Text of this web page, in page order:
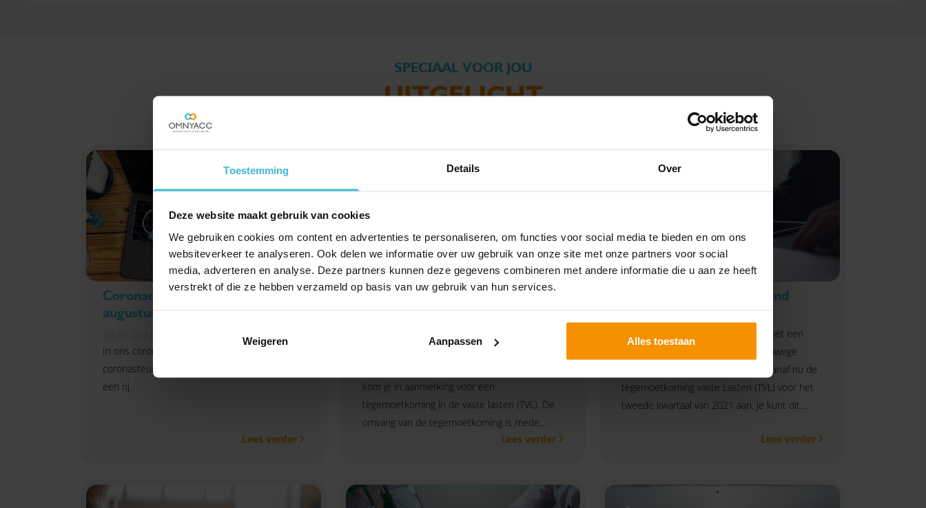
Toestemming Details Over
Deze website maakt gebruik van cookies
We gebruiken cookies om content en advertenties te personaliseren, om functies voor social media te bieden en om ons
websiteverkeer te analyseren. Ook delen we informatie over uw gebruik van onze site met onze partners voor social
media, adverteren en analyse. Deze partners kunnen deze gegevens combineren met andere informatie die u aan ze heeft
verstrekt of die ze hebben verzameld op basis van uw gebruik van hun services.
Weigeren Aanpassen Alles toestaan
SPECIAAL VOOR JOU
UITGELICHT
Coronadossier: update 26
augustus
In ons coronadossier vind je de
coronasteunmaatregelen van de overheid op
een rij.
Lees verder
TVL: afwijking SBI-code
Kamp je als ondernemer vanwege corona of
kom je in aanmerking voor een
tegemoetkoming in de vaste lasten (TVL). De
omvang van de tegemoetkoming is mede
afhankelijk van de SBI-code. Voor Q4 van 2020
van jouw hoofdactiviteiten.
Lees verder
TVL: aanvraag Q2 geopend
Heb je als ondernemer te maken met een
omzetverlies van minstens 30% vanwege
corona of andere redenen? Vraag vanaf nu de
tegemoetkoming vaste Lasten (TVL) voor het
tweede kwartaal van 2021 aan. Je kunt dit
Lees verder